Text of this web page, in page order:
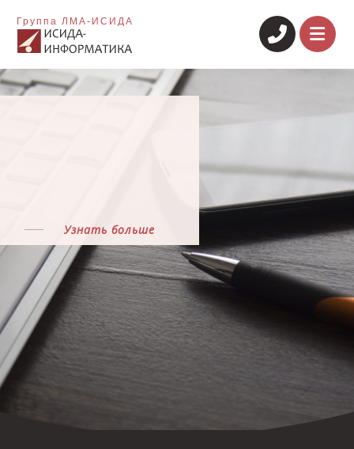
Группа ЛМА-ИСИДА
Узнать больше